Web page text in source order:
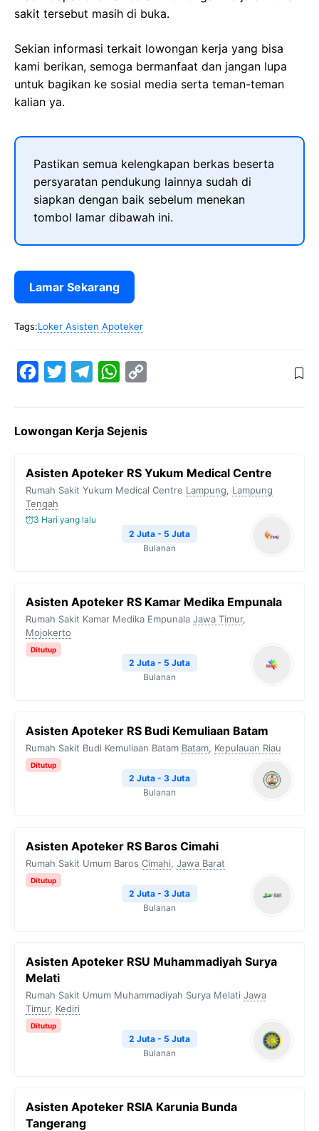
sakit tersebut masih di buka.
Sekian informasi terkait lowongan kerja yang bisa
kami berikan, semoga bermanfaat dan jangan lupa
untuk bagikan ke sosial media serta teman-teman
kalian ya.
Pastikan semua kelengkapan berkas beserta
persyaratan pendukung lainnya sudah di
siapkan dengan baik sebelum menekan
tombol lamar dibawah ini.
Lamar Sekarang
Tags:Loker Asisten Apoteker
e
o
o
k
t
e
e
r
m
W
t
A
y
i
Lowongan Kerja Sejenis
Asisten Apoteker RS Yukum Medical Centre
Rumah Sakit Yukum Medical Centre Lampung, Lampung
Tengah
3 Hari yang lalu
2 Juta - 5 Juta
Bulanan
Asisten Apoteker RS Kamar Medika Empunala
Rumah Sakit Kamar Medika Empunala Jawa Timur,
Mojokerto
Ditutup
2 Juta - 5 Juta
Bulanan
Asisten Apoteker RS Budi Kemuliaan Batam
Rumah Sakit Budi Kemuliaan Batam Batam, Kepulauan Riau
Ditutup
2 Juta - 3 Juta
Bulanan
Asisten Apoteker RS Baros Cimahi
Rumah Sakit Umum Baros Cimahi, Jawa Barat
Ditutup
2 Juta - 3 Juta
Bulanan
Asisten Apoteker RSU Muhammadiyah Surya
Melati
Rumah Sakit Umum Muhammadiyah Surya Melati Jawa
Timur, Kediri
Ditutup
2 Juta - 5 Juta
Bulanan
Asisten Apoteker RSIA Karunia Bunda
Tangerang